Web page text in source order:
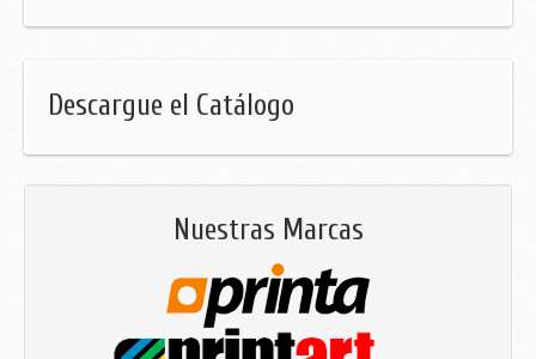
Descargue el Catálogo
Nuestras Marcas